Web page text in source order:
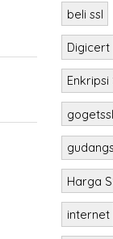
beli ssl
Digicert
Enkripsi
gogetssl
Harga
internet